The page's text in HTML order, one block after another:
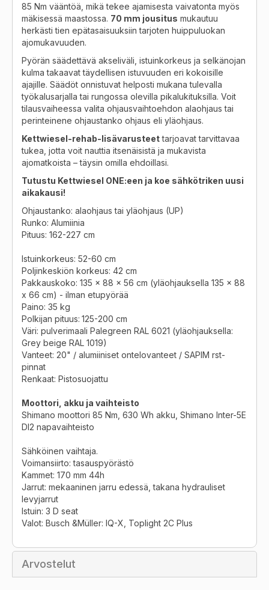
85 Nm vääntöä, mikä tekee ajamisesta vaivatonta myös
mäkisessä maastossa. 70 mm jousitus mukautuu
herkästi tien epätasaisuuksiin tarjoten huippuluokan
ajomukavuuden.
Pyörän säädettävä akseliväli, istuinkorkeus ja selkänojan
kulma takaavat täydellisen istuvuuden eri kokoisille
ajajille. Säädöt onnistuvat helposti mukana tulevalla
työkalusarjalla tai rungossa olevilla pikalukituksilla. Voit
tilausvaiheessa valita ohjausvaihtoehdon alaohjaus tai
perinteinene ohjaustanko ohjaus eli yläohjaus.
Kettwiesel-rehab-lisävarusteettarjoavat tarvittavaa
tukea, jotta voit nauttia itsenäisistä ja mukavista
ajomatkoista – täysin omilla ehdoillasi.
Tutustu Kettwiesel ONE:een ja koe sähkötriken uusi
aikakausi!
Ohjaustanko: alaohjaus tai yläohjaus (UP)
Runko: Alumiinia
Pituus: 162-227 cm
Istuinkorkeus: 52-60 cm
Poljinkeskiön korkeus: 42 cm
Pakkauskoko: 135 x 88 x 56 cm (yläohjauksella 135 x 88
x 66 cm) - ilman etupyörää
Paino: 35 kg
Polkijan pituus: 125-200 cm
Väri: pulverimaali Palegreen RAL 6021 (yläohjauksella:
Grey beige RAL 1019)
Vanteet: 20" / alumiiniset ontelovanteet / SAPIM rst-
pinnat
Renkaat: Pistosuojattu
Moottori, akku ja vaihteisto
Shimano moottori 85 Nm, 630 Wh akku, Shimano Inter-5E
DI2 napavaihteisto
Sähköinen vaihtaja.
Voimansiirto: tasauspyörästö
Kammet: 170 mm 44h
Jarrut: mekaaninen jarru edessä, takana hydrauliset
levyjarrut
Istuin: 3 D seat
Valot: Busch &Müller: IQ-X, Toplight 2C Plus
Arvostelut